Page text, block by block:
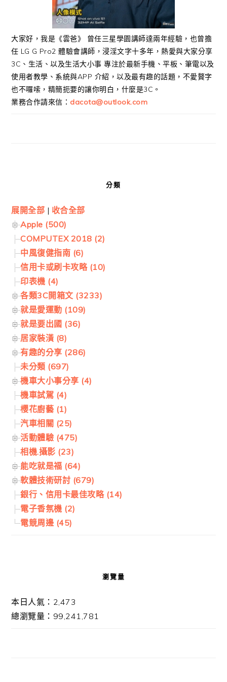
大家好，我是《雲爸》 曾任三星學園講師達兩年經驗，也曾擔
任 LG G Pro2 體驗會講師，浸淫文字十多年，熱愛與大家分享
3C、生活、以及生活大小事 專注於最新手機、平板、筆電以及
使用者教學、系統與APP 介紹，以及最有趣的話題，不愛贅字
也不囉嗦，精簡扼要的讓你明白，什麼是3C。
業務合作請來信： dacota@outlook.com
分類
展開全部 | 收合全部
Apple (500)
COMPUTEX 2018 (2)
中風復健指南 (6)
信用卡或刷卡攻略 (10)
印表機 (4)
各類3C開箱文 (3233)
就是愛運動 (109)
就是要出國 (36)
居家裝潢 (8)
有趣的分享 (286)
未分類 (697)
機車大小事分享 (4)
機車試駕 (4)
櫻花廚藝 (1)
汽車相關 (25)
活動體驗 (475)
相機.攝影 (23)
能吃就是福 (64)
軟體技術研討 (679)
銀行、信用卡最佳攻略 (14)
電子香氛機 (2)
電競周邊 (45)
瀏覽量
本日人氣：2,473
總瀏覽量：99,241,781